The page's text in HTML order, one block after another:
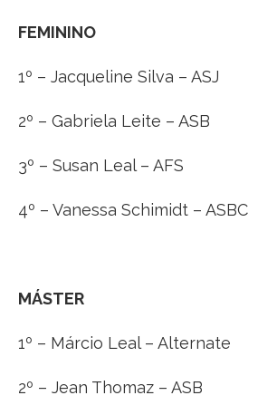
FEMININO
1º – Jacqueline Silva – ASJ
2º – Gabriela Leite – ASB
3º – Susan Leal – AFS
4º – Vanessa Schimidt – ASBC
MÁSTER
1º – Márcio Leal – Alternate
2º – Jean Thomaz – ASB